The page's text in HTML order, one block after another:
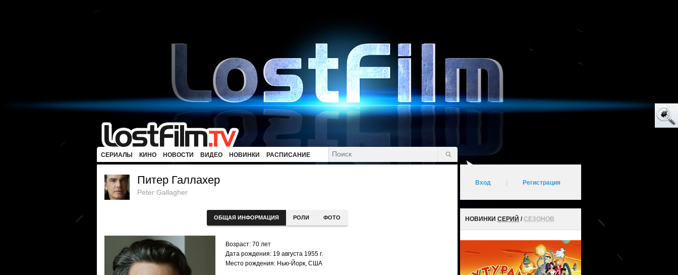
СЕРИАЛЫ КИНО НОВОСТИ ВИДЕО НОВИНКИ РАСПИСАНИЕ
Питер Галлахер
Peter Gallagher
ОБЩАЯ ИНФОРМАЦИЯ РОЛИ ФОТО
Возраст: 70 лет
Дата рождения: 19 августа 1955 г.
Место рождения: Нью-Йорк, США
Вход Регистрация
НОВИНКИ СЕРИЙ /СЕЗОНОВ